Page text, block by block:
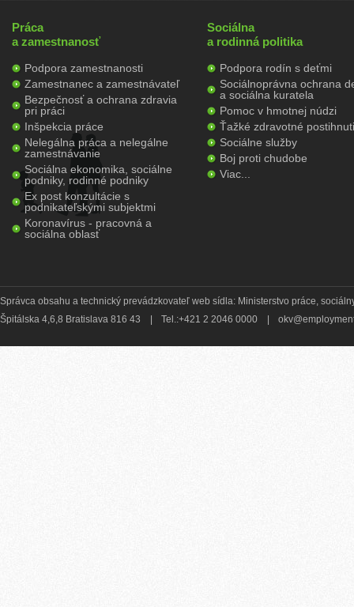
Práca
a zamestnanosť
Podpora zamestnanosti
Zamestnanec a zamestnávateľ
Bezpečnosť a ochrana zdravia
pri práci
Inšpekcia práce
Nelegálna práca a nelegálne
zamestnávanie
Sociálna ekonomika, sociálne
podniky, rodinné podniky
Ex post konzultácie s
podnikateľskými subjektmi
Koronavírus - pracovná a
sociálna oblasť
Sociálna
a rodinná politika
Podpora rodín s deťmi
Sociálnoprávna ochrana
a sociálna kuratela
Pomoc v hmotnej núdzi
Ťažké zdravotné
Sociálne služby
Boj proti chudobe
Viac...
Správca obsahu a technický prevádzkovateľ web sídla: Ministerstvo práce,
Špitálska 4,6,8 Bratislava 816 43
Tel.:+421 2 2046 0000